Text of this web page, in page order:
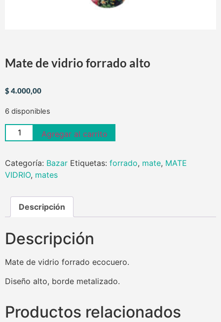
Mate de vidrio forrado alto
$4.000,00
6 disponibles
Agregar al carrito
Categoría: Bazar Etiquetas: forrado, mate, MATE
VIDRIO, mates
Descripción
Descripción
Mate de vidrio forrado ecocuero.
Diseño alto, borde metalizado.
Productos relacionados